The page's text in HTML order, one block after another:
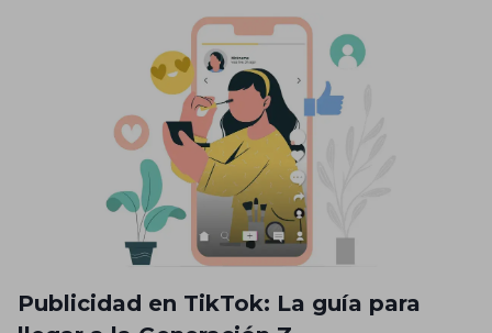
Publicidad en TikTok: La guía para